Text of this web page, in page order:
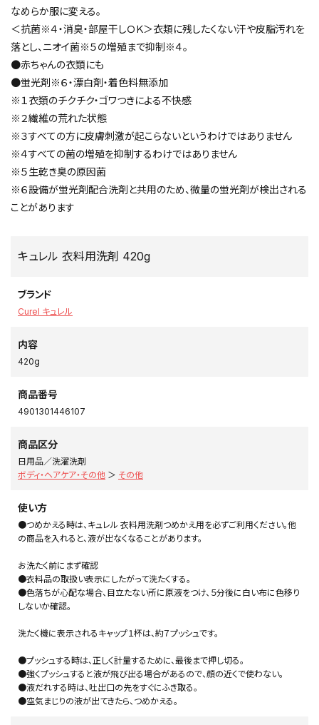
なめらか服に変える。
＜抗菌※４・消臭・部屋干しＯＫ＞衣類に残したくない汗や皮脂汚れを
落とし、ニオイ菌※５の増殖まで抑制※４。
●赤ちゃんの衣類にも
●蛍光剤※６・漂白剤・着色料無添加
※１衣類のチクチク・ゴワつきによる不快感
※２繊維の荒れた状態
※３すべての方に皮膚刺激が起こらないというわけではありません
※４すべての菌の増殖を抑制するわけではありません
※５生乾き臭の原因菌
※６設備が蛍光剤配合洗剤と共用のため、微量の蛍光剤が検出される
ことがあります
キュレル 衣料用洗剤 420g
ブランド
Curel キュレル
内容
420g
商品番号
4901301446107
商品区分
日用品／洗濯洗剤
ボディ・ヘアケア・その他 ＞ その他
使い方
●つめかえる時は、キュレル 衣料用洗剤つめかえ用を必ずご利用ください。他
の商品を入れると、液が出なくなることがあります。
お洗たく前にまず確認
●衣料品の取扱い表示にしたがって洗たくする。
●色落ちが心配な場合、目立たない所に原液をつけ、５分後に白い布に色移り
しないか確認。
洗たく機に表示されるキャップ１杯は、約７プッシュです。
●プッシュする時は、正しく計量するために、最後まで押し切る。
●強くプッシュすると液が飛び出る場合があるので、顔の近くで使わない。
●液だれする時は、吐出口の先をすぐにふき取る。
●空気まじりの液が出てきたら、つめかえる。